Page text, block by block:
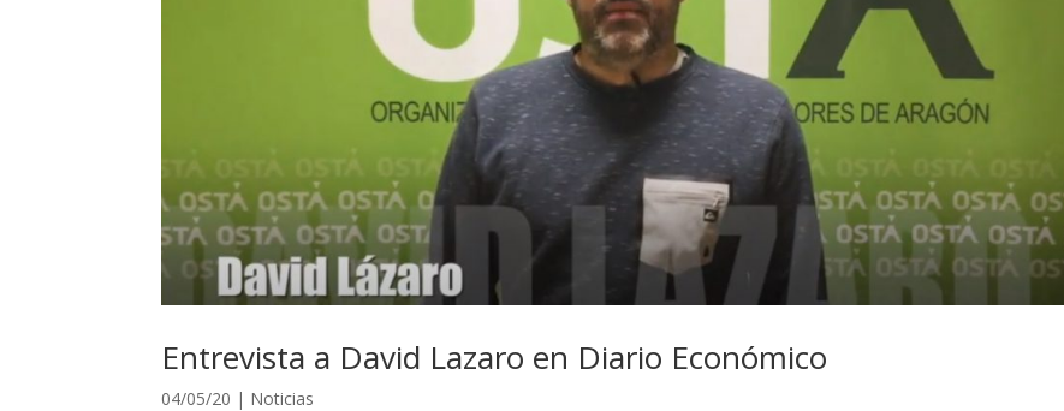
Entrevista a David Lazaro en Diario Económico
04/05/20 | Noticias